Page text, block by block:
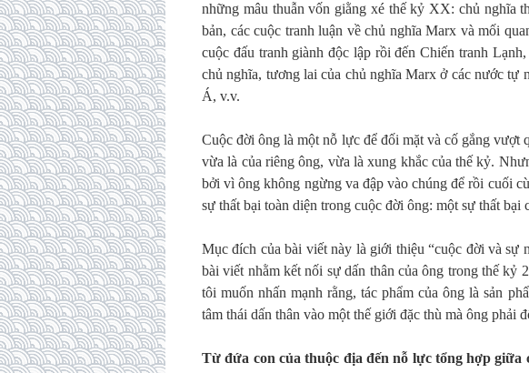
những mâu thuẫn vốn giằng xé thế kỷ XX: chủ nghĩa
bản, các cuộc tranh luận về chủ nghĩa Marx và mối
cuộc đấu tranh giành độc lập rồi đến Chiến tranh
chủ nghĩa, tương lai của chủ nghĩa Marx ở các nước tự
Á, v.v.
Cuộc đời ông là một nỗ lực để đối mặt và cố gắng vượt
vừa là của riêng ông, vừa là xung khắc của thế kỷ.
bởi vì ông không ngừng va đập vào chúng để rồi cuối
sự thất bại toàn diện trong cuộc đời ông: một sự thất bại
Mục đích của bài viết này là giới thiệu “cuộc đời và sự
bài viết nhằm kết nối sự dấn thân của ông trong thế kỷ
tôi muốn nhấn mạnh rằng, tác phẩm của ông là sản
tâm thái dấn thân vào một thế giới đặc thù mà ông phải
Từ đứa con của thuộc địa đến nỗ lực tổng hợp